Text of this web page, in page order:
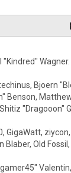
Wagner.
Bjoern
Old